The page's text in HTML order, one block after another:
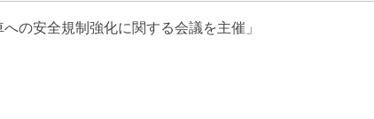
の安全規制強化に関する会議を主催」